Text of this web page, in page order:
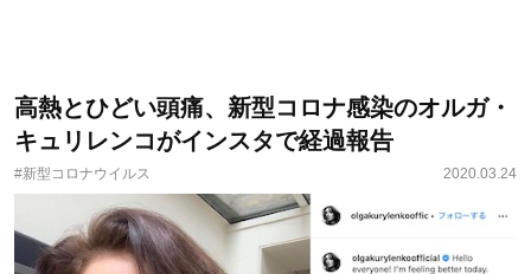
高熱とひどい頭痛、新型コロナ感染のオルガ・
キュリレンコがインスタで経過報告
#新型コロナウイルス 2020.03.24